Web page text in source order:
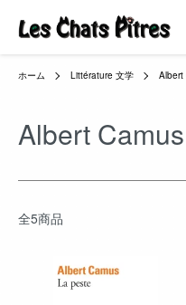
ホーム Littérature 文学 Albert
Albert Camus
全5商品